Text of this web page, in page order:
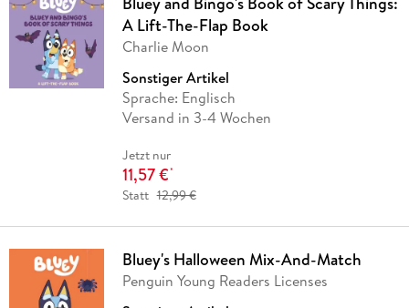
A Lift-The-Flap Book
Charlie Moon
Sonstiger Artikel
Sprache: Englisch
Versand in 3-4 Wochen
Jetzt nur
11,57 €*
Statt 12,99 €
Bluey's Halloween Mix-And-Match
Penguin Young Readers Licenses